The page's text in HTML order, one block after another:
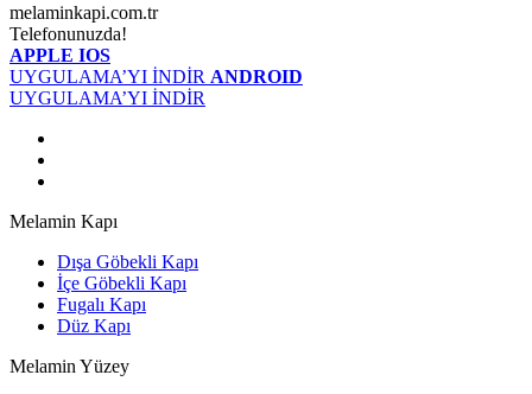
melaminkapi.com.tr
Telefonunuzda!
APPLE IOS
UYGULAMA’YI İNDİR ANDROID
UYGULAMA’YI İNDİR
Melamin Kapı
Dışa Göbekli Kapı
İçe Göbekli Kapı
Fugalı Kapı
Düz Kapı
Melamin Yüzey